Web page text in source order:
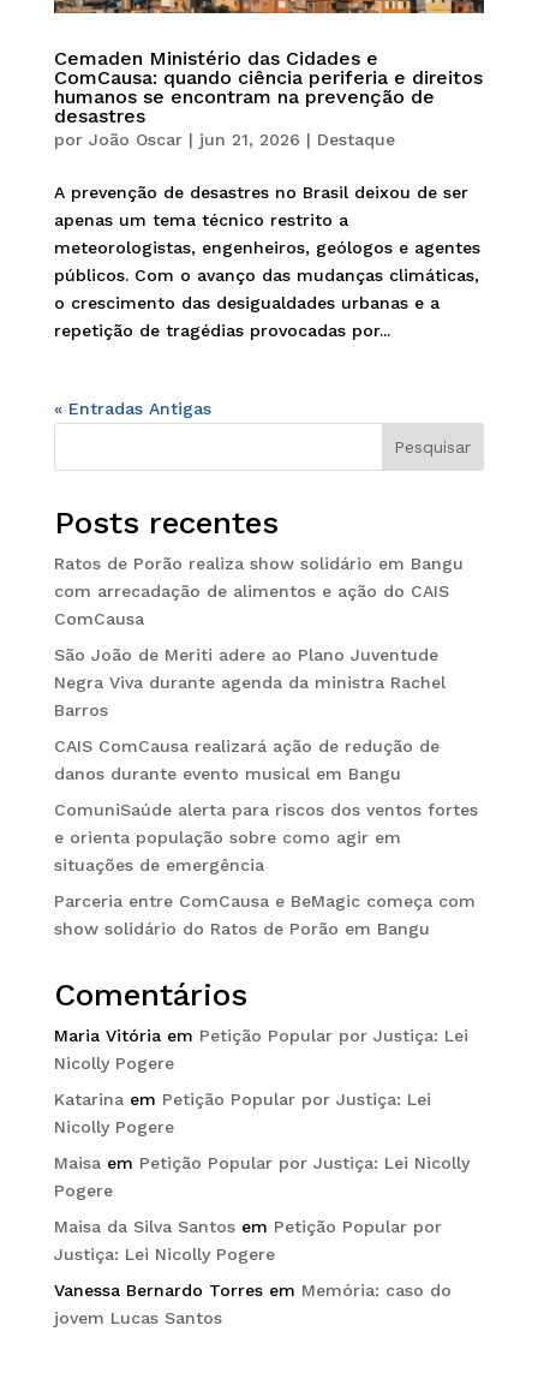
Cemaden Ministério das Cidades e
ComCausa: quando ciência periferia e direitos
humanos se encontram na prevenção de
desastres
por João Oscar| jun 21, 2026 | Destaque
A prevenção de desastres no Brasil deixou de ser
apenas um tema técnico restrito a
meteorologistas, engenheiros, geólogos e agentes
públicos. Com o avanço das mudanças climáticas,
o crescimento das desigualdades urbanas e a
repetição de tragédias provocadas por...
« Entradas Antigas
Pesquisar
Posts recentes
Ratos de Porão realiza show solidário em Bangu
com arrecadação de alimentos e ação do CAIS
ComCausa
São João de Meriti adere ao Plano Juventude
Negra Viva durante agenda da ministra Rachel
Barros
CAIS ComCausa realizará ação de redução de
danos durante evento musical em Bangu
ComuniSaúde alerta para riscos dos ventos fortes
e orienta população sobre como agir em
situações de emergência
Parceria entre ComCausa e BeMagic começa com
show solidário do Ratos de Porão em Bangu
Comentários
Maria Vitóriaem Petição Popular por Justiça: Lei
Nicolly Pogere
Katarinaem Petição Popular por Justiça: Lei
Nicolly Pogere
Maisaem Petição Popular por Justiça: Lei Nicolly
Pogere
Maisa da Silva Santosem Petição Popular por
Justiça: Lei Nicolly Pogere
Vanessa Bernardo Torresem Memória: caso do
jovem Lucas Santos